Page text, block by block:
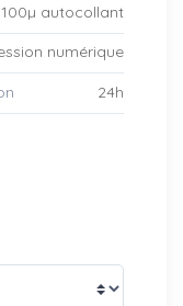
autocollant
numérique
24h